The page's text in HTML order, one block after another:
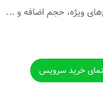
ویژه، حجم اضافه و ...
خرید سرویس